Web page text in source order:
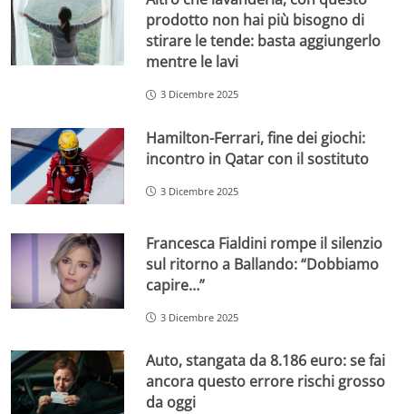
prodotto non hai più bisogno di
stirare le tende: basta aggiungerlo
mentre le lavi
3 Dicembre 2025
Hamilton-Ferrari, fine dei giochi:
incontro in Qatar con il sostituto
3 Dicembre 2025
Francesca Fialdini rompe il silenzio
sul ritorno a Ballando: “Dobbiamo
capire…”
3 Dicembre 2025
Auto, stangata da 8.186 euro: se fai
ancora questo errore rischi grosso
da oggi